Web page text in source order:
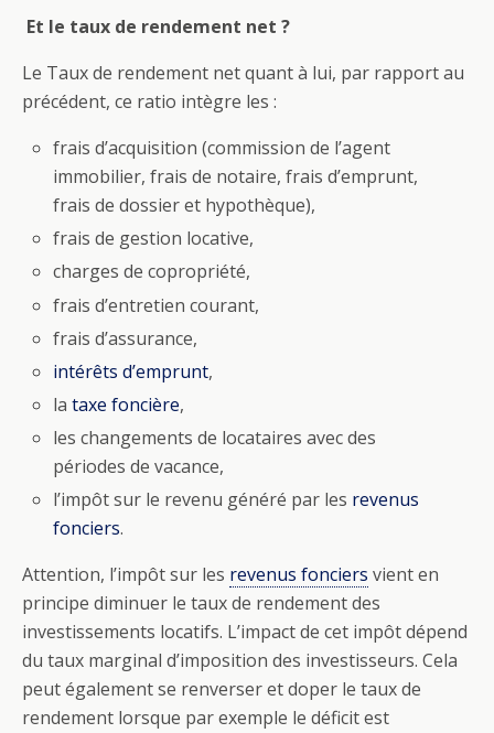
Et le taux de rendement net ?
Le Taux de rendement net quant à lui, par rapport au
précédent, ce ratio intègre les :
frais d’acquisition (commission de l’agent
immobilier, frais de notaire, frais d’emprunt,
frais de dossier et hypothèque),
frais de gestion locative,
charges de copropriété,
frais d’entretien courant,
frais d’assurance,
intérêts d’emprunt,
lataxe foncière,
les changements de locataires avec des
périodes de vacance,
l’impôt sur le revenu généré par les revenus
fonciers.
Attention, l’impôt sur les revenus fonciers vient en
principe diminuer le taux de rendement des
investissements locatifs. L’impact de cet impôt dépend
du taux marginal d’imposition des investisseurs. Cela
peut également se renverser et doper le taux de
rendement lorsque par exemple le déficit est